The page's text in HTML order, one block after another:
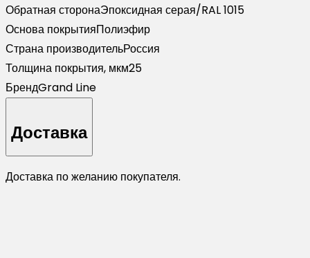
Обратная сторонаЭпоксидная серая/RAL 1015
Основа покрытияПолиэфир
Страна производительРоссия
Толщина покрытия, мкм25
БрендGrand Line
Доставка
Доставка по желанию покупателя.